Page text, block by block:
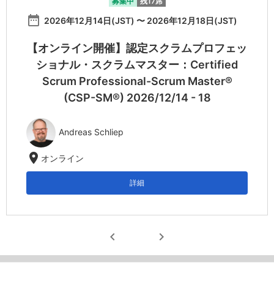
date_range 2026年12月14日(JST) 〜 2026年12月18日(JST)
【オンライン開催】認定スクラムプロフェッ
ショナル・スクラムマスター：Certified
Scrum Professional-Scrum Master®
(CSP-SM®) 2026/12/14 - 18
Andreas Schliep
location_on オンライン
詳細
chevron_left chevron_right